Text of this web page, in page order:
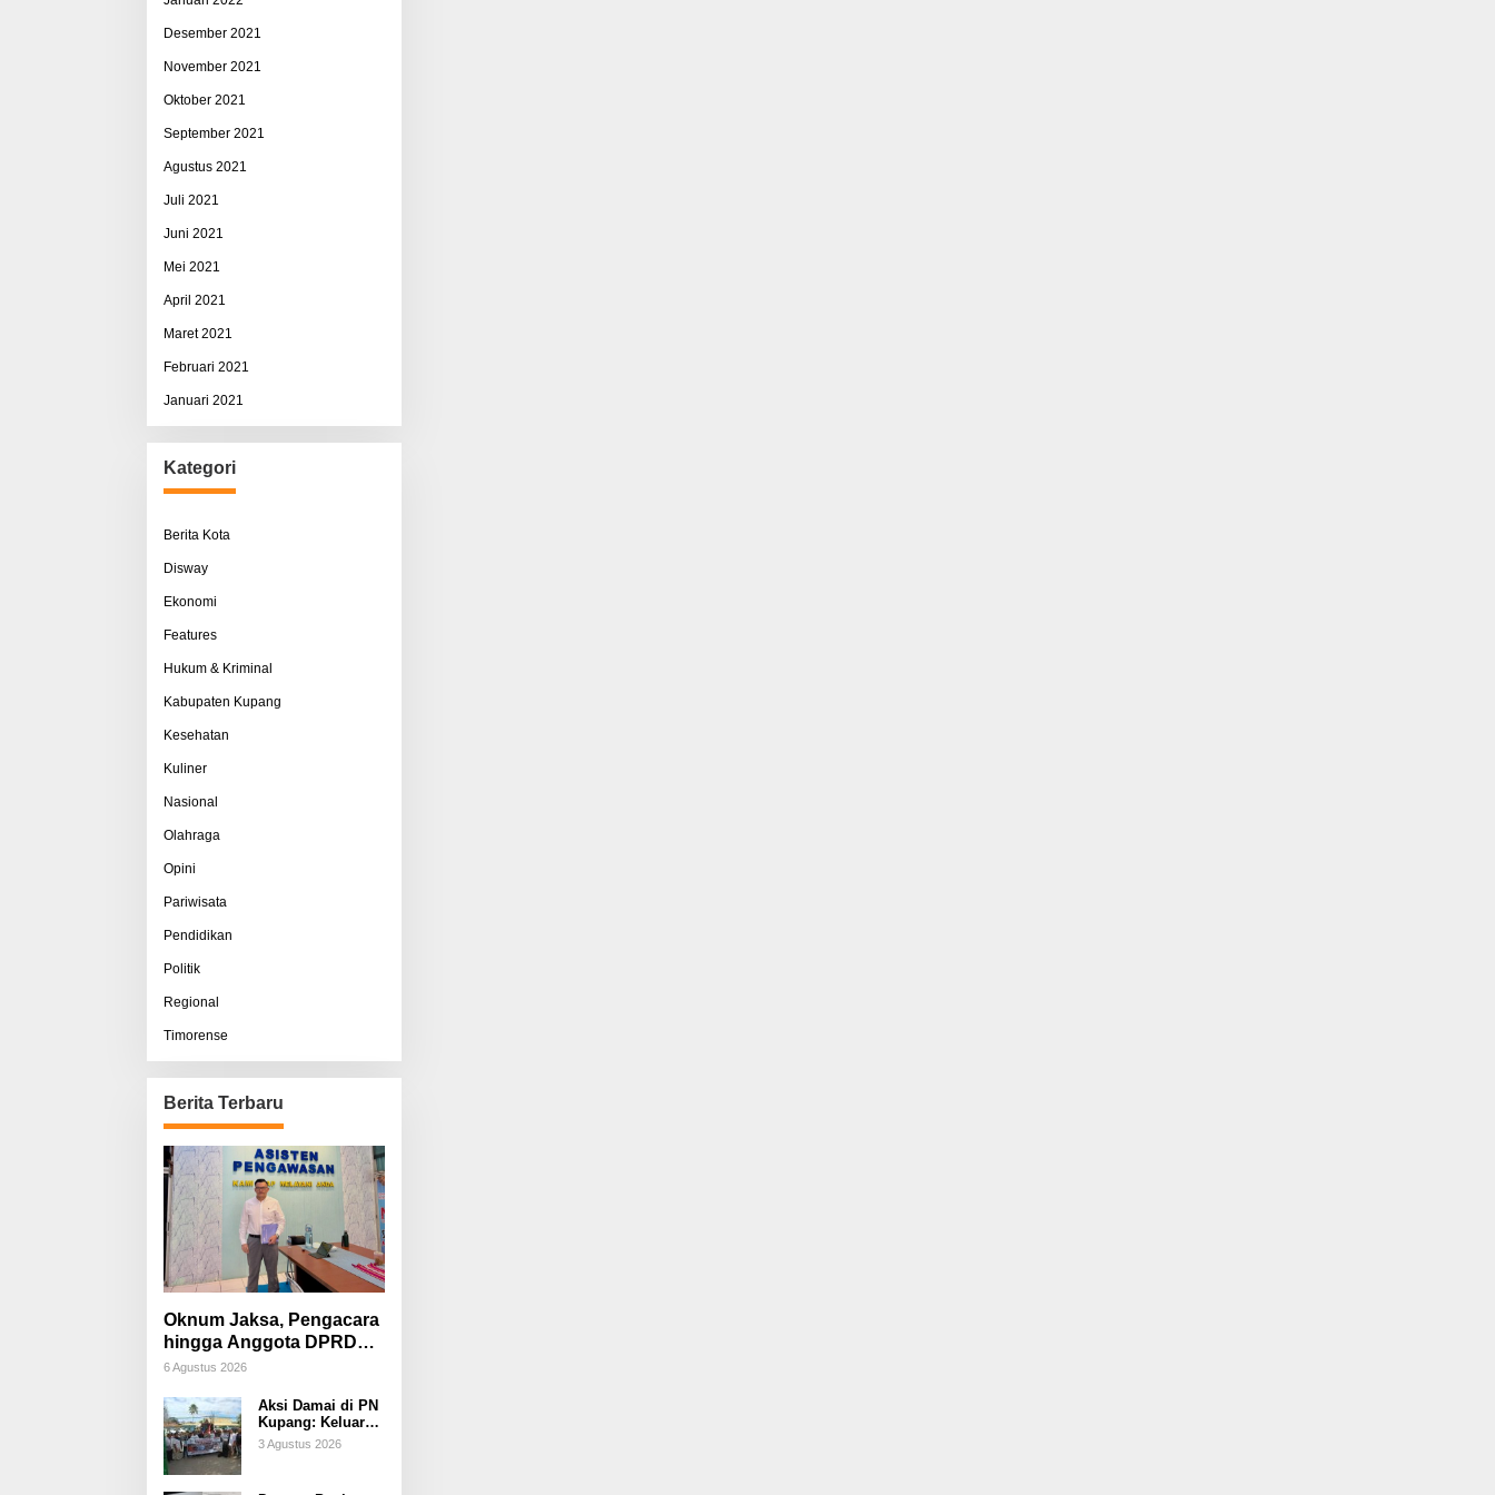
Desember 2021
November 2021
Oktober 2021
September 2021
Agustus 2021
Juli 2021
Juni 2021
Mei 2021
April 2021
Maret 2021
Februari 2021
Januari 2021
Kategori
Berita Kota
Disway
Ekonomi
Features
Hukum & Kriminal
Kabupaten Kupang
Kesehatan
Kuliner
Nasional
Olahraga
Opini
Pariwisata
Pendidikan
Politik
Regional
Timorense
Berita Terbaru
Oknum Jaksa, Pengacara
hingga Anggota DPRD
Diduga Terlibat, Sisco
Pemerasan Terorganisir
6 Agustus 2026
Aksi Damai di PN
Kupang: Keluarga
Tuding Proses
Hukum Kasus
3 Agustus 2026